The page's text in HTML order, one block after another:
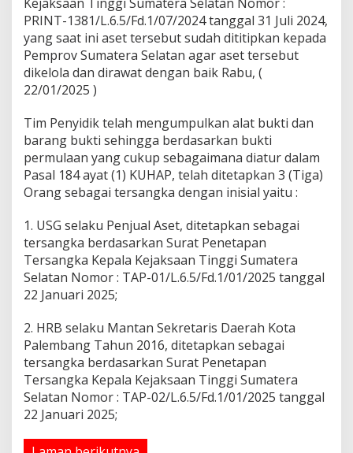
s
a
n
B
a
g
h
a
r
i
S
m
b
l
a
e
m
b
a
.
PRINT-1381/L.6.5/Fd.1/07/2024 tanggal 31 Juli 2024,
yang saat ini aset tersebut sudah dititipkan kepada
Pemprov Sumatera Selatan agar aset tersebut
dikelola dan dirawat dengan baik Rabu, (
22/01/2025 )
Tim Penyidik telah mengumpulkan alat bukti dan
barang bukti sehingga berdasarkan bukti
permulaan yang cukup sebagaimana diatur dalam
Pasal 184 ayat (1) KUHAP, telah ditetapkan 3 (Tiga)
Orang sebagai tersangka dengan inisial yaitu :
1. USG selaku Penjual Aset, ditetapkan sebagai
tersangka berdasarkan Surat Penetapan
Tersangka Kepala Kejaksaan Tinggi Sumatera
Selatan Nomor : TAP-01/L.6.5/Fd.1/01/2025 tanggal
22 Januari 2025;
2. HRB selaku Mantan Sekretaris Daerah Kota
Palembang Tahun 2016, ditetapkan sebagai
tersangka berdasarkan Surat Penetapan
Tersangka Kepala Kejaksaan Tinggi Sumatera
Selatan Nomor : TAP-02/L.6.5/Fd.1/01/2025 tanggal
22 Januari 2025;